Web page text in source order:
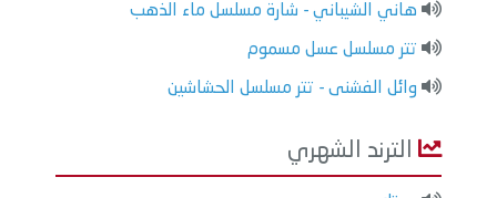
هاني الشيباني - شارة مسلسل ماء الذهب
تتر مسلسل عسل مسموم
وائل الفشنى - تتر مسلسل الحشاشين
الترند الشهري